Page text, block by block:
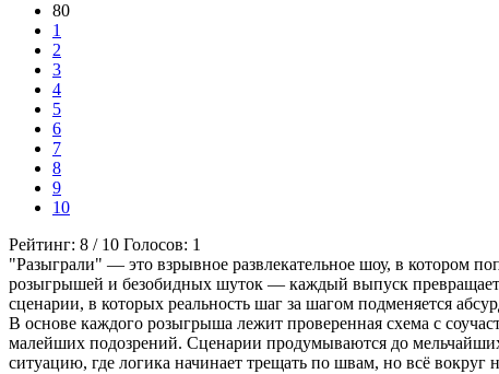
80
1
2
3
4
5
6
7
8
9
10
Рейтинг: 8 / 10 Голосов: 1
"Разыграли" — это взрывное развлекательное шоу, в котором
розыгрышей и безобидных шуток — каждый выпуск
сценарии, в которых реальность шаг за шагом подменяется
В основе каждого розыгрыша лежит проверенная схема с
малейших подозрений. Сценарии продумываются до мельчайших
ситуацию, где логика начинает трещать по швам, но всё вокруг